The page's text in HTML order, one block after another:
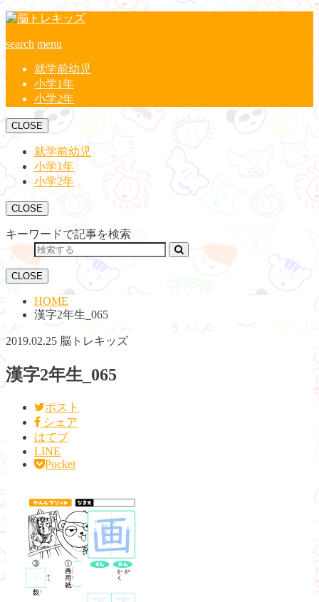
search menu
就学前幼児
小学1年
小学2年
CLOSE
就学前幼児
小学1年
小学2年
CLOSE
キーワードで記事を検索
CLOSE
HOME
漢字2年生_065
2019.02.25 脳トレキッズ
漢字2年生_065
ポスト
シェア
はてブ
LINE
Pocket